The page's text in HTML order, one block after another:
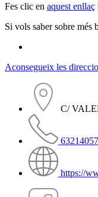
Fes clic en aquest enllaç
Si vols saber sobre més
Aconsegueix les
C/
https://